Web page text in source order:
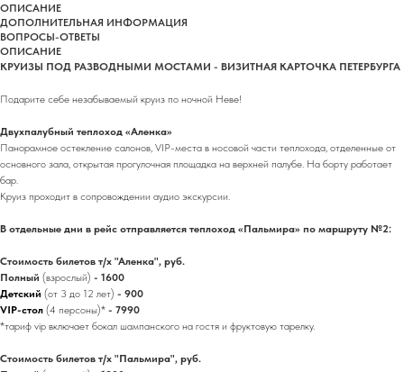
ОПИСАНИЕ
ДОПОЛНИТЕЛЬНАЯ ИНФОРМАЦИЯ
ВОПРОСЫ-ОТВЕТЫ
ОПИСАНИЕ
КРУИЗЫ ПОД РАЗВОДНЫМИ МОСТАМИ - ВИЗИТНАЯ КАРТОЧКА ПЕТЕРБУРГА
Подарите себе незабываемый круиз по ночной Неве!
Двухпалубный теплоход «Аленка»
Панорамное остекление салонов, VIP-места в носовой части теплохода, отделенные от
основного зала, открытая прогулочная площадка на верхней палубе. На борту работает
бар.
Круиз проходит в сопровождении аудио экскурсии.
В отдельные дни в рейс отправляется теплоход «Пальмира» по маршруту №2:
Стоимость билетов т/х "Аленка", руб.
Полный (взрослый) - 1600
Детский (от 3 до 12 лет) - 900
VIP-стол (4 персоны)* - 7990
*тариф vip включает бокал шампанского на гостя и фруктовую тарелку.
Стоимость билетов т/х "Пальмира", руб.